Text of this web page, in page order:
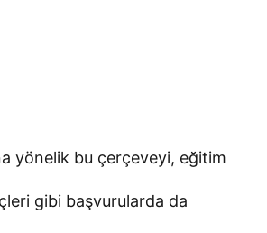
yönelik bu çerçeveyi, eğitim
gibi başvurularda da